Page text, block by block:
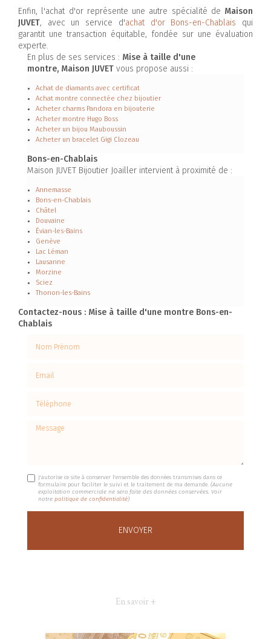
Enfin, l'achat d'or représente une autre spécialité de Maison
JUVET, avec un service d'achat d'or Bons-en-Chablais qui
garantit une transaction équitable, fondée sur une évaluation
experte.
En plus de ses services : Mise à taille d'une
montre, Maison JUVET vous propose aussi :
Achat de diamants avec certificat
Achat montre connectée chez bijoutier
Acheter charms Pandora en bijouterie
Acheter montre Hugo Boss
Acheter un bijou Mauboussin
Acheter un bracelet Gigi Clozeau
Bons-en-Chablais
Maison JUVET Bijoutier Joailler intervient à proximité de :
Annemasse
Bons-en-Chablais
Châtel
Douvaine
Évian-les-Bains
Genève
Lac Léman
Lausanne
Morzine
Sciez
Thonon-les-Bains
Contactez-nous : Mise à taille d'une montre Bons-en-
Chablais
Message
J'autorise ce site à conserver l'ensemble des données transmises dans ce
formulaire pour faciliter le suivi et le traitement de ma demande.(Aucune
exploitation commerciale ne sera faite des données conservées. Voir
notrepolitique de confidentialité)
En savoir +